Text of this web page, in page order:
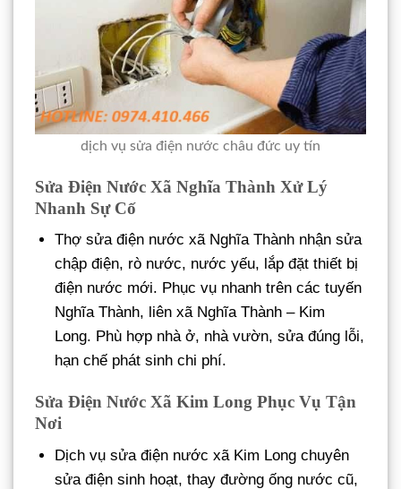
dịch vụ sửa điện nước châu đức uy tín
Sửa Điện Nước Xã Nghĩa Thành Xử Lý
Nhanh Sự Cố
Thợ sửa điện nước xã Nghĩa Thành nhận sửa
chập điện, rò nước, nước yếu, lắp đặt thiết bị
điện nước mới. Phục vụ nhanh trên các tuyến
Nghĩa Thành, liên xã Nghĩa Thành – Kim
Long. Phù hợp nhà ở, nhà vườn, sửa đúng lỗi,
hạn chế phát sinh chi phí.
Sửa Điện Nước Xã Kim Long Phục Vụ Tận
Nơi
Dịch vụ sửa điện nước xã Kim Long chuyên
sửa điện sinh hoạt, thay đường ống nước cũ,